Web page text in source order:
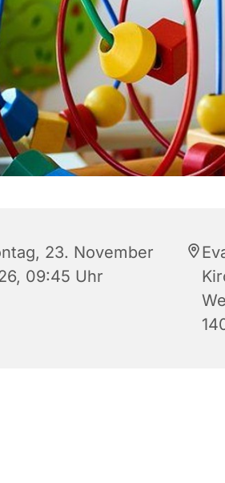
23. November
09:45 Uhr